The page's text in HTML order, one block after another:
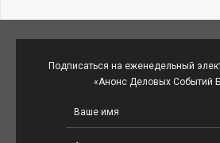
Подписаться на еженедельный
«Анонс Деловых Событий